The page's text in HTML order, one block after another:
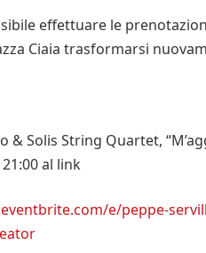
effettuare le
Ciaia trasformarsi
& Solis String Quartet,
al link
e/peppe-